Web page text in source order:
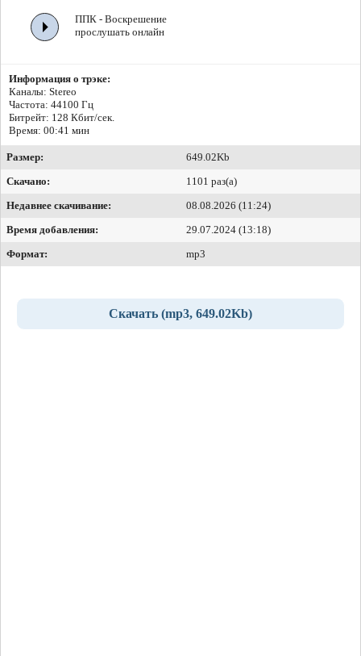
ППК - Воскрешение
прослушать онлайн
Информация о трэке:
Каналы: Stereo
Частота: 44100 Гц
Битрейт: 128 Кбит/сек.
Время: 00:41 мин
Размер:
649.02Kb
Скачано:
1101 раз(а)
Недавнее скачивание:
08.08.2026 (11:24)
Время добавления:
29.07.2024 (13:18)
Формат:
mp3
Скачать (mp3, 649.02Kb)